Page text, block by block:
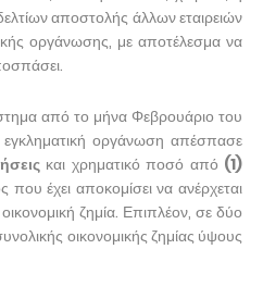
αποστολής άλλων εταιρειών
οργάνωσης, με αποτέλεσμα να
από το μήνα Φεβρουάριο του
οργάνωση απέσπασε
και χρηματικό ποσό από (1)
έχει αποκομίσει να ανέρχεται
ζημία. Επιπλέον, σε δύο
οικονομικής ζημίας ύψους